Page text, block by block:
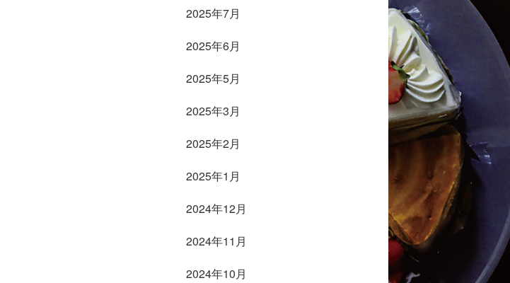
2025年7月
2025年6月
2025年5月
2025年3月
2025年2月
2025年1月
2024年12月
2024年11月
2024年10月